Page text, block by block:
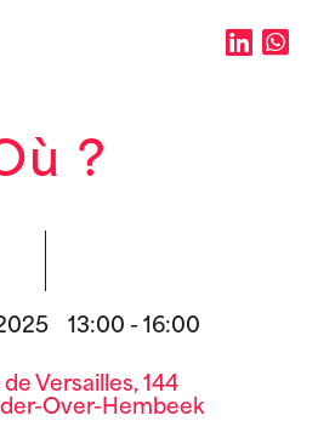
?
13:00 - 16:00
Versailles, 144
Over-Hembeek